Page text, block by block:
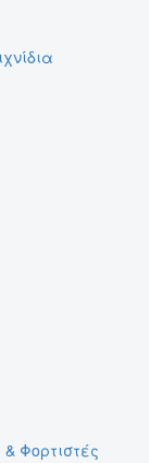
Φορτιστές